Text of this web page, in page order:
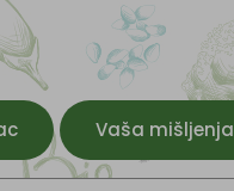
Vaša mišljenja